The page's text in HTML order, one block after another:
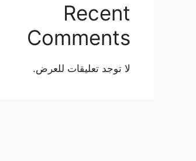
Recent
Comments
لا توجد تعليقات للعرض.